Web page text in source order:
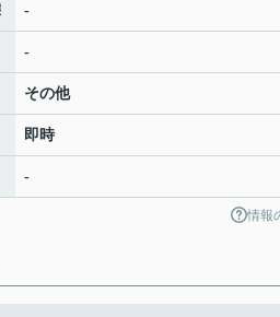
-
-
その他
即時
-
情報